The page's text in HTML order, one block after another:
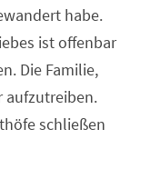
habe.
ist offenbar
Die Familie,
aufzutreiben.
schließen